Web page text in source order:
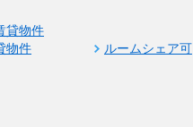
貸物件
物件
ルームシェア可